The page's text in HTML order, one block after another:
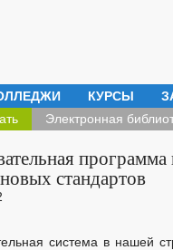
КУРСЫ
Электронная
стандартов
система в нашей